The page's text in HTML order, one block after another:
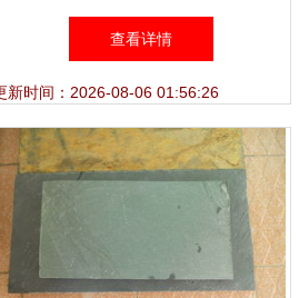
县大理石的品质传奇
查看详情
新时间：2026-08-06 01:56:26